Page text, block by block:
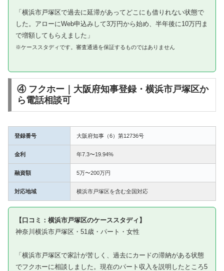
「横浜市戸塚区で過去に延滞があってどこにも借りれない状態で
した。アローにWeb申込みして3万円から始め、半年後に10万円ま
で増額してもらえました」
※ケーススタディです。審査通過を保証するものではありません
④ フクホー｜大阪府知事登録・横浜市戸塚区か
ら電話相談可
登録番号 大阪府知事（6）第12736号
金利 年7.3〜19.94%
融資額 5万〜200万円
対応地域 横浜市戸塚区を含む全国対応
【口コミ：横浜市戸塚区のケーススタディ】
神奈川横浜市戸塚区・51歳・パート・女性
「横浜市戸塚区で家計が苦しく、過去にカードの滞納がある状態
でフクホーに相談しました。現在のパート収入を説明したところ5